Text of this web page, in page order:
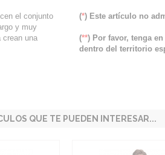
el conjunto
y muy
crean una
(*) Este artículo no
(**) Por favor, tenga
dentro del territorio
QUE TE PUEDEN INTERESAR...